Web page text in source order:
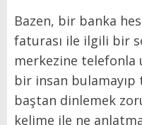
Bazen, bir banka
faturası ile ilgili bir
merkezine telefonla
bir insan
baştan dinlemek
kelime ile ne